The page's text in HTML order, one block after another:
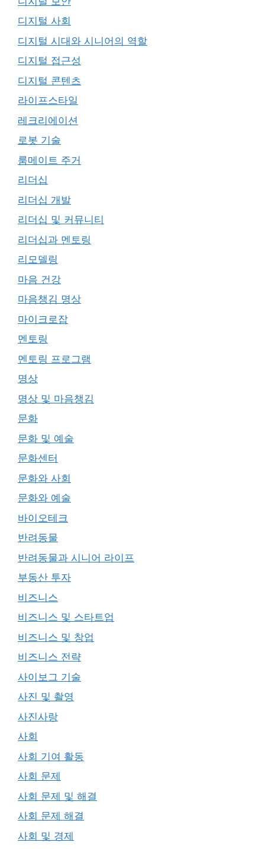
디지털 사회
디지털 시대와 시니어의 역할
디지털 접근성
디지털 콘텐츠
라이프스타일
레크리에이션
로봇 기술
룸메이트 주거
리더십
리더십 개발
리더십 및 커뮤니티
리더십과 멘토링
리모델링
마음 건강
마음챙김 명상
마이크로잡
멘토링
멘토링 프로그램
명상
명상 및 마음챙김
문화
문화 및 예술
문화센터
문화와 사회
문화와 예술
바이오테크
반려동물
반려동물과 시니어 라이프
부동산 투자
비즈니스
비즈니스 및 스타트업
비즈니스 및 창업
비즈니스 전략
사이보그 기술
사진 및 촬영
사진사랑
사회
사회 기여 활동
사회 문제
사회 문제 및 해결
사회 문제 해결
사회 및 경제